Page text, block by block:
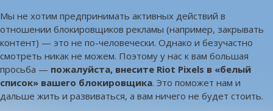
Мы не хотим предпринимать активных действий в
отношении блокировщиков рекламы (например, закрывать
контент) — это не по-человечески. Однако и безучастно
смотреть никак не можем. Поэтому у нас к вам большая
просьба — пожалуйста, внесите Riot Pixels в «белый
список» вашего блокировщика. Это поможет нам и
дальше жить и развиваться, а вам ничего не будет стоить.